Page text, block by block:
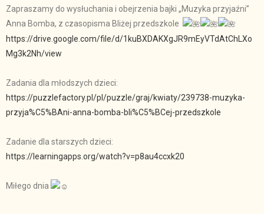
Zapraszamy do wysłuchania i obejrzenia bajki „Muzyka przyjaźni”
Anna Bomba, z czasopisma Bliżej przedszkole
https://drive.google.com/file/d/1kuBXDAKXgJR9mEyVTdAtChLXo
Mg3k2Nh/view
Zadania dla młodszych dzieci:
https://puzzlefactory.pl/pl/puzzle/graj/kwiaty/239738-muzyka-
przyja%C5%BAni-anna-bomba-bli%C5%BCej-przedszkole
Zadanie dla starszych dzieci:
https://learningapps.org/watch?v=p8au4ccxk20
Miłego dnia